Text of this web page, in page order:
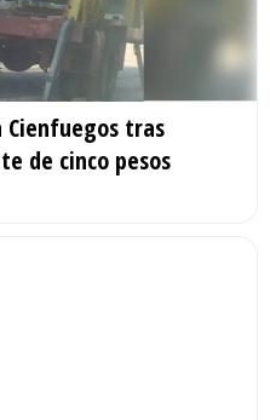
Cienfuegos tras
de cinco pesos